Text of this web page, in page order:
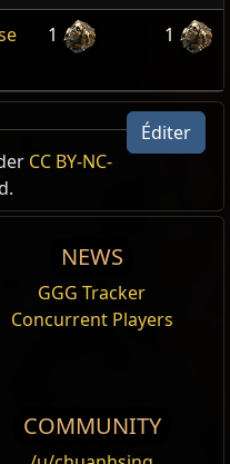
1
1
Éditer
CC BY-NC-
NEWS
GGG Tracker
Concurrent Players
COMMUNITY